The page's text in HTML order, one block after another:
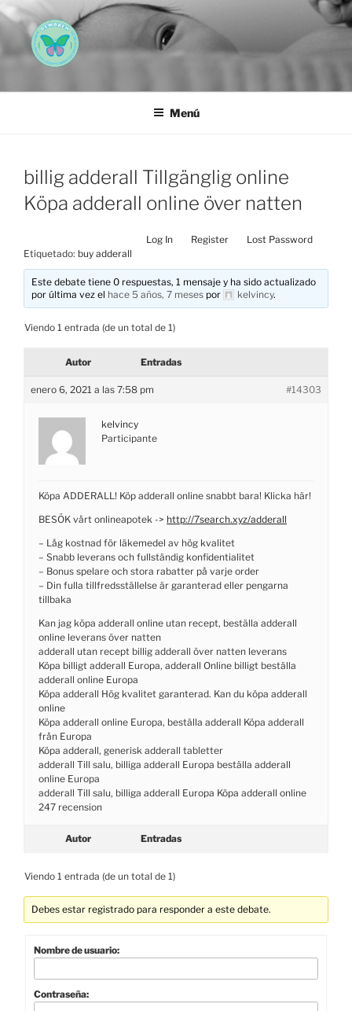
Saltar
al
contenido
AEMAREH
Menú
billig adderall Tillgänglig online
Köpa adderall online över natten
Log In Register
Lost Password
Etiquetado: buy adderall
Este debate tiene 0 respuestas, 1 mensaje y ha sido actualizado
por última vez el hace 5 años, 7 meses por kelvincy.
Viendo 1 entrada (de un total de 1)
Autor Entradas
enero 6, 2021 a las 7:58 pm #14303
kelvincy
Participante
Köpa ADDERALL! Köp adderall online snabbt bara! Klicka här!
BESÖK vårt onlineapotek -> http://7search.xyz/adderall
– Låg kostnad för läkemedel av hög kvalitet
– Snabb leverans och fullständig konfidentialitet
– Bonus spelare och stora rabatter på varje order
– Din fulla tillfredsställelse är garanterad eller pengarna
tillbaka
Kan jag köpa adderall online utan recept, beställa adderall
online leverans över natten
adderall utan recept billig adderall över natten leverans
Köpa billigt adderall Europa, adderall Online billigt beställa
adderall online Europa
Köpa adderall Hög kvalitet garanterad. Kan du köpa adderall
online
Köpa adderall online Europa, beställa adderall Köpa adderall
från Europa
Köpa adderall, generisk adderall tabletter
adderall Till salu, billiga adderall Europa beställa adderall
online Europa
adderall Till salu, billiga adderall Europa Köpa adderall online
247 recension
Autor Entradas
Viendo 1 entrada (de un total de 1)
Debes estar registrado para responder a este debate.
Nombre de usuario:
Contraseña: